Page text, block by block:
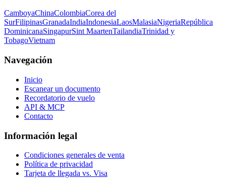
CamboyaChinaColombiaCorea del
SurFilipinasGranadaIndiaIndonesiaLaosMalasiaNigeriaRepública
DominicanaSingapurSint MaartenTailandiaTrinidad y
TobagoVietnam
Navegación
Inicio
Escanear un documento
Recordatorio de vuelo
API & MCP
Contacto
Información legal
Condiciones generales de venta
Política de privacidad
Tarjeta de llegada vs. Visa